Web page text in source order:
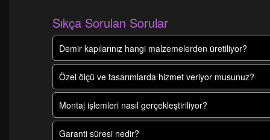
Sıkça Sorulan Sorular
Demir kapılarınız hangi malzemelerden üretiliyor?
Özel ölçü ve tasarımlarda hizmet veriyor musunuz?
Montaj işlemleri nasıl gerçekleştiriliyor?
Garanti süresi nedir?